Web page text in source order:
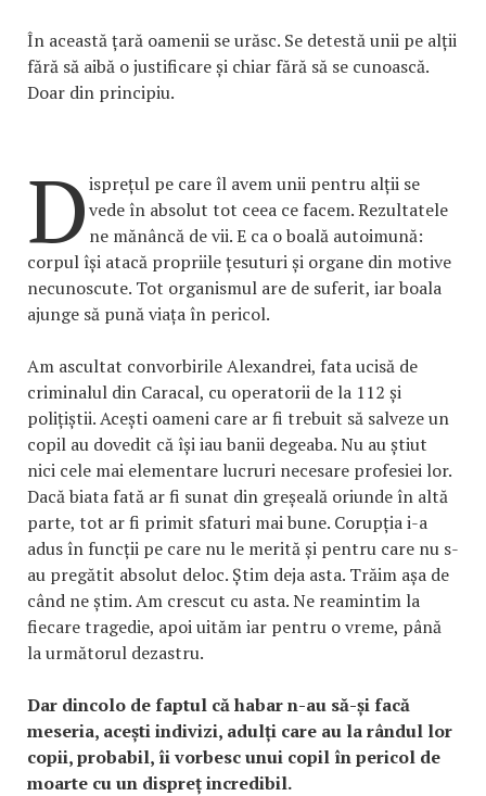
În această țară oamenii se urăsc. Se detestă unii pe alții
fără să aibă o justificare și chiar fără să se cunoască.
Doar din principiu.
Disprețul pe care îl avem unii pentru alții se
vede în absolut tot ceea ce facem. Rezultatele
ne mănâncă de vii. E ca o boală autoimună:
corpul își atacă propriile țesuturi și organe din motive
necunoscute. Tot organismul are de suferit, iar boala
ajunge să pună viața în pericol.
Am ascultat convorbirile Alexandrei, fata ucisă de
criminalul din Caracal, cu operatorii de la 112 și
polițiștii. Acești oameni care ar fi trebuit să salveze un
copil au dovedit că își iau banii degeaba. Nu au știut
nici cele mai elementare lucruri necesare profesiei lor.
Dacă biata fată ar fi sunat din greșeală oriunde în altă
parte, tot ar fi primit sfaturi mai bune. Corupția i-a
adus în funcții pe care nu le merită și pentru care nu s-
au pregătit absolut deloc. Știm deja asta. Trăim așa de
când ne știm. Am crescut cu asta. Ne reamintim la
fiecare tragedie, apoi uităm iar pentru o vreme, până
la următorul dezastru.
Dar dincolo de faptul că habar n-au să-și facă
meseria, acești indivizi, adulți care au la rândul lor
copii, probabil, îi vorbesc unui copil în pericol de
moarte cu un dispreț incredibil.